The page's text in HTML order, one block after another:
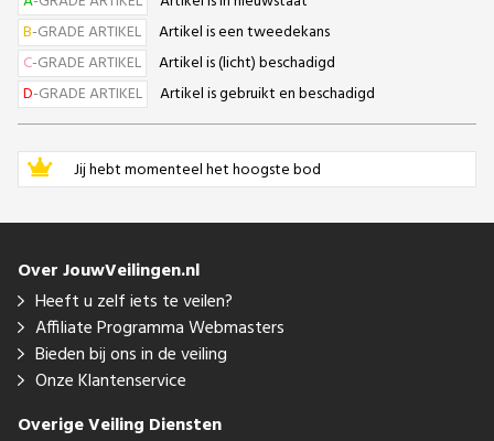
B-GRADE ARTIKEL
Artikel is een tweedekans
C-GRADE ARTIKEL
Artikel is (licht) beschadigd
D-GRADE ARTIKEL Artikel is gebruikt en beschadigd
Jij hebt momenteel het hoogste bod
Over JouwVeilingen.nl
Heeft u zelf iets te veilen?
Affiliate Programma Webmasters
Bieden bij ons in de veiling
Onze Klantenservice
Overige Veiling Diensten